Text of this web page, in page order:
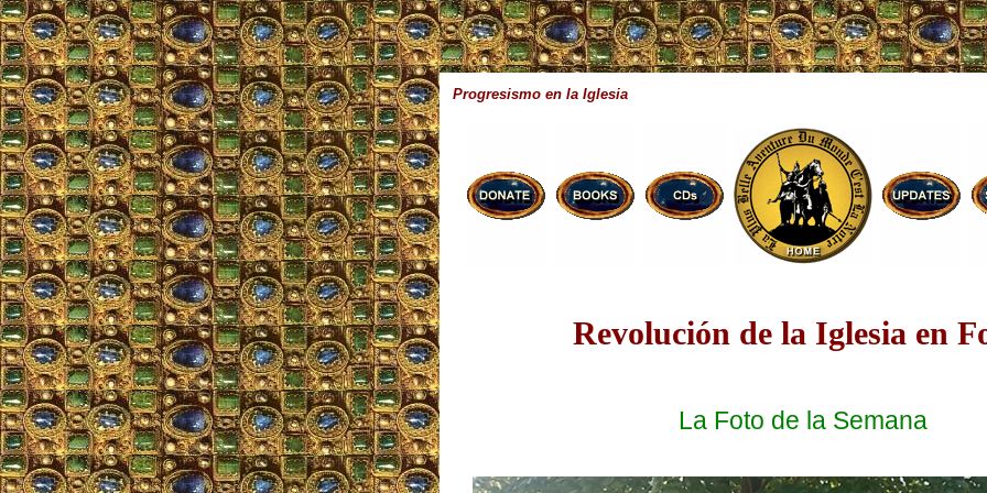
Progresismo en la Iglesia
Revolución de la Iglesia en
La Foto de la Semana